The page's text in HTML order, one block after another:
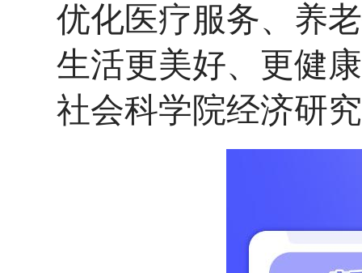
优化医疗服务、养
生活更美好、更健
社会科学院经济研